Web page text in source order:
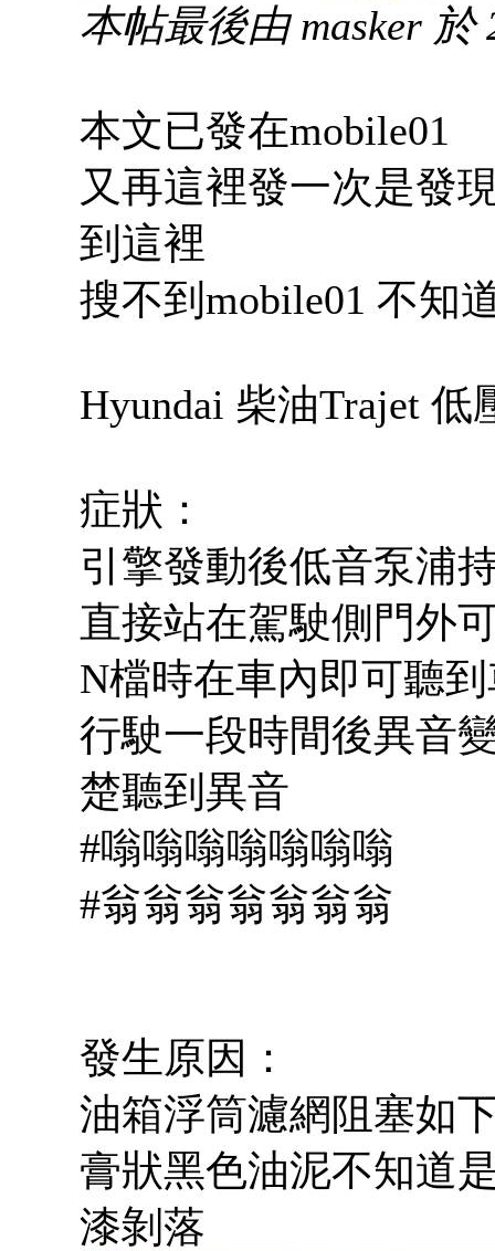
本帖最後由 masker 於
本文已發在mobile01
又再這裡發一次是發
到這裡
搜不到mobile01 不知
Hyundai 柴油Trajet
症狀：
引擎發動後低音泵浦
直接站在駕駛側門外
N檔時在車內即可聽
行駛一段時間後異音
楚聽到異音
#嗡嗡嗡嗡嗡嗡嗡
#翁翁翁翁翁翁翁
發生原因：
油箱浮筒濾網阻塞如
膏狀黑色油泥不知道
漆剝落